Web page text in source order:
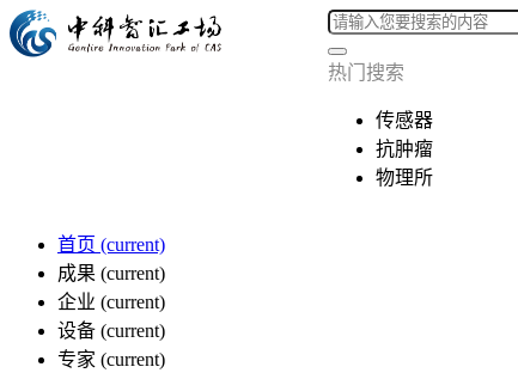
热门搜索
传感器
抗肿瘤
物理所
首页 (current)
成果 (current)
企业 (current)
设备 (current)
专家 (current)